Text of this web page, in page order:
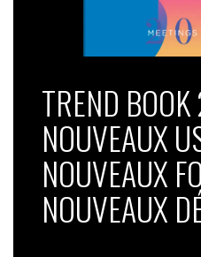
TREND
NOUVEAUX
NOUVEAUX
NOUVEAUX